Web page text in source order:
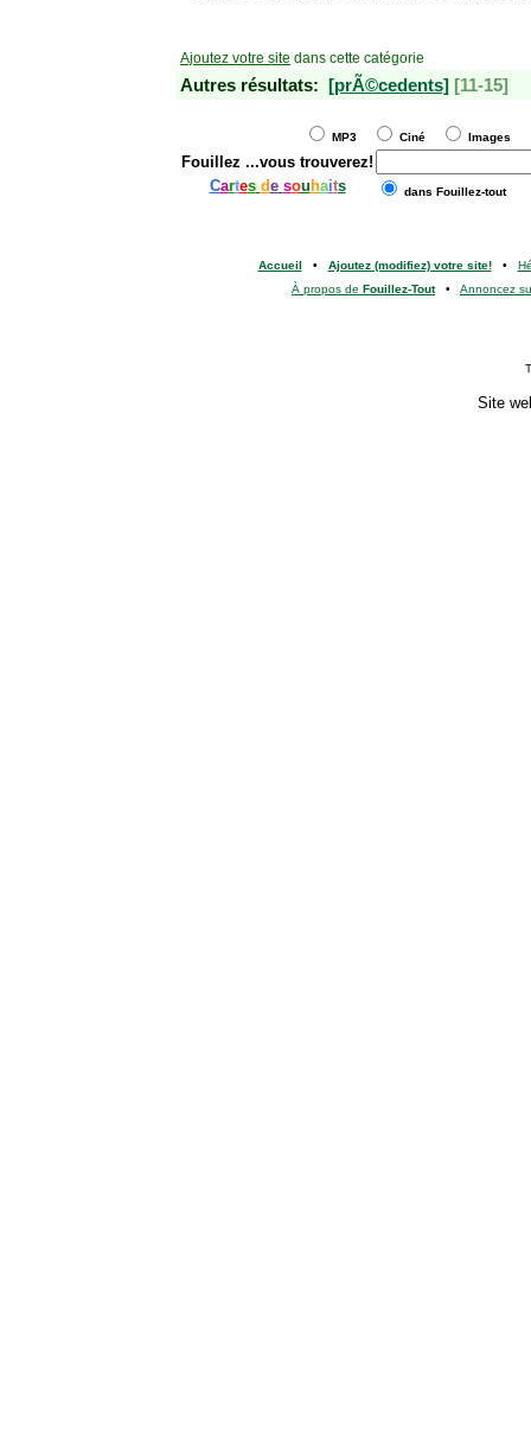
Ajoutez votre site dans cette catégorie
Autres résultats: [prÃ©cedents] [11-15]
MP3 Ciné Images
Fouillez ...vous trouverez!
Cartes de sou haits dans Fouillez-tout
Accueil • Ajoutez (modifiez) votre site!•
À propos de Fouillez-Tout• Annoncez
Site